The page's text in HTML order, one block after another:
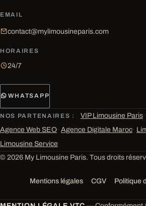
EMAIL
contact@mylimousineparis.com
HORAIRES
24/7
WHATSAPP
NOS PARTENAIRES : VIP Limousine Paris·
Agence Web SEO· Agence Digitale Maroc·
Limousine Service
© 2026 My Limousine Paris. Tous droits
Mentions légales CGV Politique